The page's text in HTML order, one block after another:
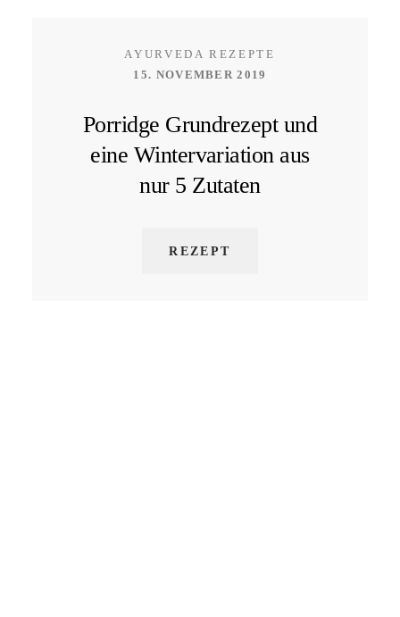
AYURVEDA REZEPTE
15. NOVEMBER 2019
Porridge Grundrezept und
eine Wintervariation aus
nur 5 Zutaten
REZEPT